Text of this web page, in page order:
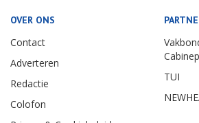
OVER ONS
Contact
Adverteren
Redactie
Colofon
TUI